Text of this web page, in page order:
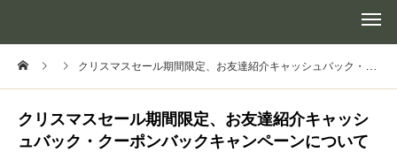
クリスマスセール期間限定、お友達紹介キャッシュバック・クーポンバックキャンペーンについて
クリスマスセール期間限定、お友達紹介キャッシ
ュバック・クーポンバックキャンペーンについて